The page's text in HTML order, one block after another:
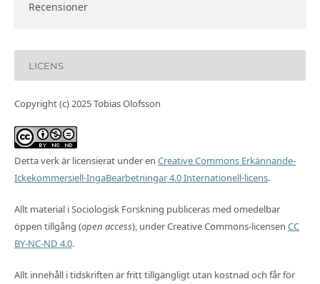
Recensioner
LICENS
Copyright (c) 2025 Tobias Olofsson
Detta verk är licensierat under en Creative Commons Erkännande-
Ickekommersiell-IngaBearbetningar 4.0 Internationell-licens.
Allt material i Sociologisk Forskning publiceras med omedelbar
öppen tillgång (open access), under Creative Commons-licensen CC
BY-NC-ND 4.0.
Allt innehåll i tidskriften är fritt tillgängligt utan kostnad och får för